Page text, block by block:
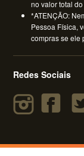
no valor total
*ATENÇÃO:
Pessoa Física,
compras se ele
Redes Sociais